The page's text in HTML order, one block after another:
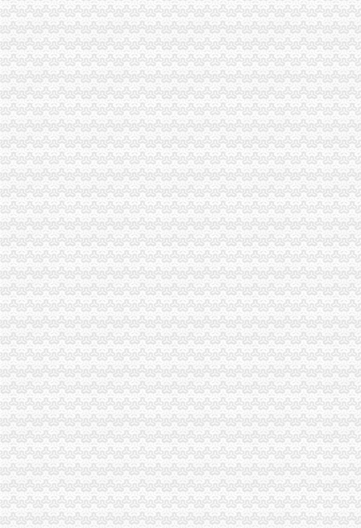
黔江局0元注册公司流程五措并举化安全生产
市0元注册公司流程局机关开展消防安全知识培训提升消防应急处置能力
巴南局紧扣四条主线狠抓儿童消费品市重庆0元注册公司场监管
九龙坡局重庆一元注册公司深入推进流通领域产品质量和食品安全监管
渝北局一元注册公司流程全力支持做好三峡库区移民搬迁工作
沙坪坝局围绕“324”重庆0元注册公司工作思路加“六一”期间儿童食品市场监管
渝中局“1341”0元注册公司工作举措推进食品安全专项整工作
市局机关委布置开展“员带头解放思想、带头查找问题”0元注册公司专题组织生
市一元注册公司局在余震中圆满完成公务员招录面试工作
南川局免费注册公司五项措施开展无照经营专项整工作
重庆市重庆免费注册公司政领导干部开放型经济与工商管理高级研修班在总局
巴南局四项措施从严监管灾后市免费注册公司场秩序
永川局“六一”0元注册公司节前问灾区儿童
忠县局0元注册公司忠州所化服务为考生护航
万州局免费注册公司力推进干部职工大培训大转型工作
经开园局0元注册公司三举措把好儿童节消费安全关
渝中局一元注册公司大坪所率辖区企业赴灾区救灾
酉局李溪所“六一”一元注册公司维权与关爱并举
九龙坡局0元注册公司流程确定两年廉政文化建设目标
高新区局重庆一元注册公司第三工商所儿童食品安全专项整工作成效明显
渝北局积发挥职能做好总部经济的重庆0元注册公司招商工作
国家工商总局一元注册公司流程局长周伯华视察铜梁工商工作
巴南局免费注册公司大力开展守合同重信用单位公示活动
巫溪县实施商标励政策
江北局一元注册公司发挥工商职能多措并举服务街镇经济
黔江局重庆一元注册公司力求服务到位与企业要求对接
渝中局重庆免费注册公司较场口所为北川灾区孩子欢庆节日
丰都局开展“六一”一元注册公司儿童食品市场安全大检查
铜梁局一元注册公司流程妥善安排受地震损坏工商所办公用房
市0元注册公司流程消委会提醒市民加防范意识避免装修陷阱